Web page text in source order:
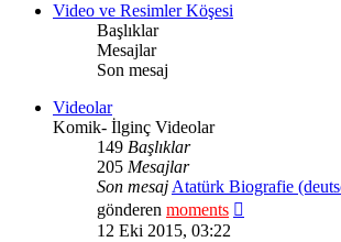
Video ve Resimler Köşesi
Başlıklar
Mesajlar
Son mesaj
Videolar
Komik- İlginç Videolar
149 Başlıklar
205 Mesajlar
Son mesajAtatürk Biografie
gönderen moments
12 Eki 2015, 03:22